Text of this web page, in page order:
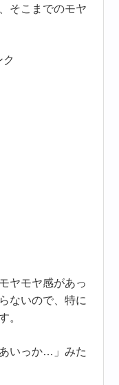
そこまでのモヤ
ヤモヤ感があっ
ないので、特に
。
いっか…」みた